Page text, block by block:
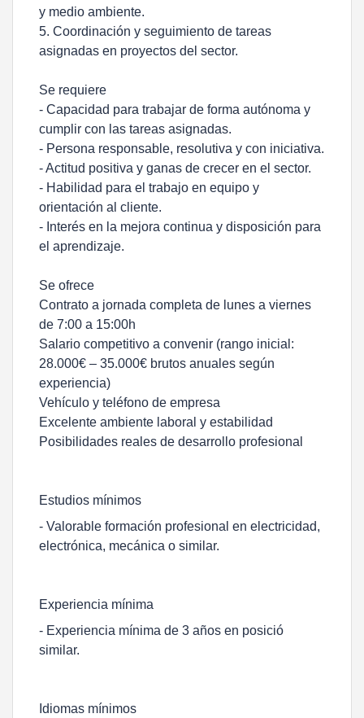
y medio ambiente.
5. Coordinación y seguimiento de tareas
asignadas en proyectos del sector.
Se requiere
- Capacidad para trabajar de forma autónoma y
cumplir con las tareas asignadas.
- Persona responsable, resolutiva y con iniciativa.
- Actitud positiva y ganas de crecer en el sector.
- Habilidad para el trabajo en equipo y
orientación al cliente.
- Interés en la mejora continua y disposición para
el aprendizaje.
Se ofrece
Contrato a jornada completa de lunes a viernes
de 7:00 a 15:00h
Salario competitivo a convenir (rango inicial:
28.000€ – 35.000€ brutos anuales según
experiencia)
Vehículo y teléfono de empresa
Excelente ambiente laboral y estabilidad
Posibilidades reales de desarrollo profesional
Estudios mínimos
- Valorable formación profesional en electricidad,
electrónica, mecánica o similar.
Experiencia mínima
- Experiencia mínima de 3 años en posició
similar.
Idiomas mínimos